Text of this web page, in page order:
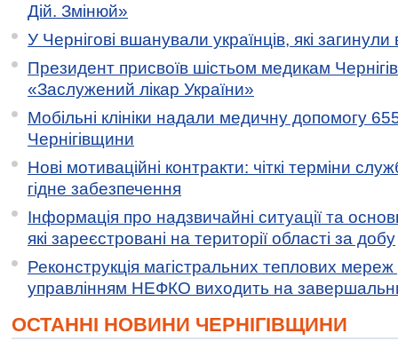
Дій. Змінюй»
У Чернігові вшанували українців, які загинули
Президент присвоїв шістьом медикам
«Заслужений лікар України»
Мобільні клініки надали медичну допомогу
Чернігівщини
Нові мотиваційні контракти: чіткі терміни
гідне забезпечення
Інформація про надзвичайні ситуації та
які зареєстровані на території області за добу
Реконструкція магістральних теплових мереж
управлінням НЕФКО виходить на
ОСТАННІ НОВИНИ ЧЕРНІГІВЩИНИ